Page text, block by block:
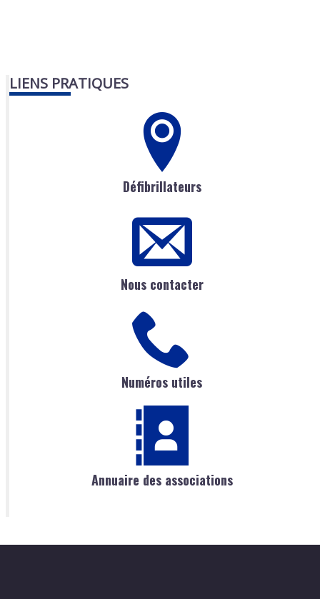
LIENS PRATIQUES
Défibrillateurs
Nous contacter
Numéros utiles
Annuaire des associations